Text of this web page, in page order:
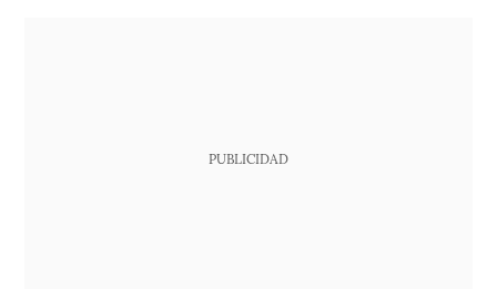
PUBLICIDAD